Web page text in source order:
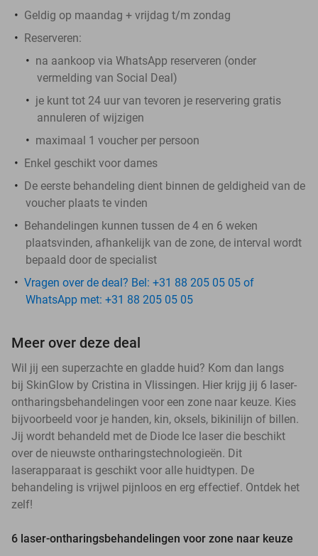
Geldig op maandag + vrijdag t/m zondag
Reserveren:
na aankoop via WhatsApp reserveren (onder
vermelding van Social Deal)
je kunt tot 24 uur van tevoren je reservering gratis
annuleren of wijzigen
maximaal 1 voucher per persoon
Enkel geschikt voor dames
De eerste behandeling dient binnen de geldigheid van de
voucher plaats te vinden
Behandelingen kunnen tussen de 4 en 6 weken
plaatsvinden, afhankelijk van de zone, de interval wordt
bepaald door de specialist
Vragen over de deal? Bel: +31 88 205 05 05 of
WhatsApp met: +31 88 205 05 05
Meer over deze deal
Wil jij een superzachte en gladde huid? Kom dan langs
bij SkinGlow by Cristina in Vlissingen. Hier krijg jij 6 laser-
ontharingsbehandelingen voor een zone naar keuze. Kies
bijvoorbeeld voor je handen, kin, oksels, bikinilijn of billen.
Jij wordt behandeld met de Diode Ice laser die beschikt
over de nieuwste ontharingstechnologieën. Dit
laserapparaat is geschikt voor alle huidtypen. De
behandeling is vrijwel pijnloos en erg effectief. Ontdek het
zelf!
6 laser-ontharingsbehandelingen voor zone naar keuze